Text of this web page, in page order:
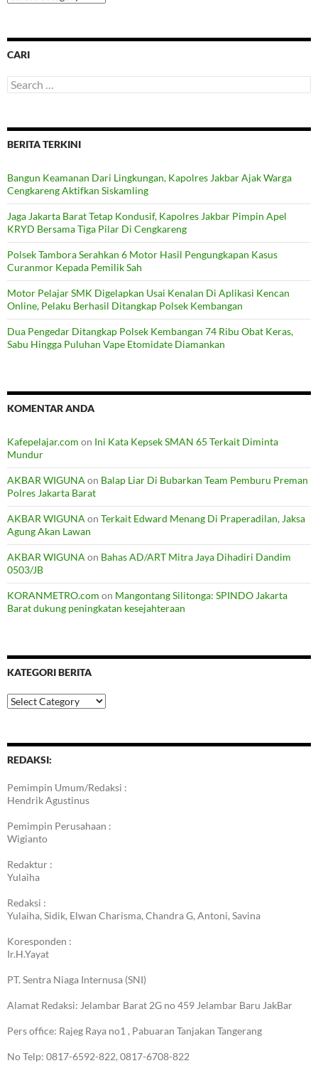
CARI
Search
for:
BERITA TERKINI
Bangun Keamanan Dari Lingkungan, Kapolres Jakbar Ajak Warga
Cengkareng Aktifkan Siskamling
Jaga Jakarta Barat Tetap Kondusif, Kapolres Jakbar Pimpin Apel
KRYD Bersama Tiga Pilar Di Cengkareng
Polsek Tambora Serahkan 6 Motor Hasil Pengungkapan Kasus
Curanmor Kepada Pemilik Sah
Motor Pelajar SMK Digelapkan Usai Kenalan Di Aplikasi Kencan
Online, Pelaku Berhasil Ditangkap Polsek Kembangan
Dua Pengedar Ditangkap Polsek Kembangan 74 Ribu Obat Keras,
Sabu Hingga Puluhan Vape Etomidate Diamankan
KOMENTAR ANDA
Kafepelajar.com on Ini Kata Kepsek SMAN 65 Terkait Diminta
Mundur
AKBAR WIGUNA on Balap Liar Di Bubarkan Team Pemburu Preman
Polres Jakarta Barat
AKBAR WIGUNA on Terkait Edward Menang Di Praperadilan, Jaksa
Agung Akan Lawan
AKBAR WIGUNA on Bahas AD/ART Mitra Jaya Dihadiri Dandim
0503/JB
KORANMETRO.com on Mangontang Silitonga: SPINDO Jakarta
Barat dukung peningkatan kesejahteraan
KATEGORI BERITA
Kategori
Berita
REDAKSI:
Pemimpin Umum/Redaksi :
Hendrik Agustinus
Pemimpin Perusahaan :
Wigianto
Redaktur :
Yulaiha
Redaksi :
Yulaiha, Sidik, Elwan Charisma, Chandra G, Antoni, Savina
Koresponden :
Ir.H.Yayat
PT. Sentra Niaga Internusa (SNI)
Alamat Redaksi: Jelambar Barat 2G no 459 Jelambar Baru JakBar
Pers office: Rajeg Raya no1 , Pabuaran Tanjakan Tangerang
No Telp: 0817-6592-822, 0817-6708-822